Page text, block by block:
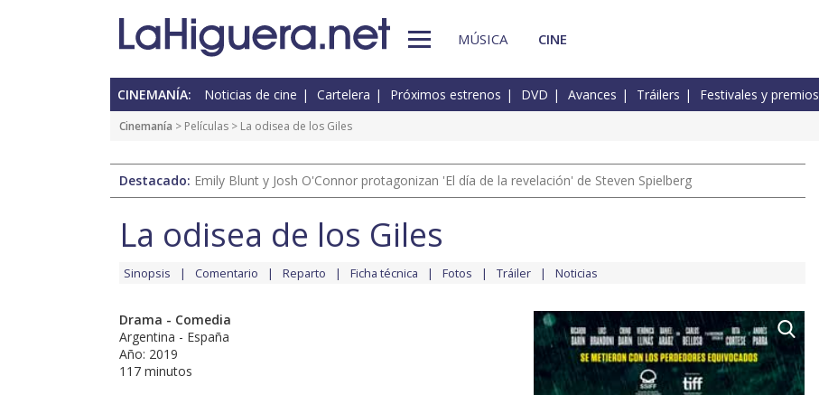
MÚSICA CINE
CINEMANÍA: Noticias de cine Cartelera Próximos estrenos DVD Avances Tráilers Festivales y premios
Cinemanía > Películas > La odisea de los Giles
Destacado: Emily Blunt y Josh O'Connor protagonizan 'El día de la revelación' de Steven Spielberg
La odisea de los Giles
Sinopsis Comentario Reparto Ficha técnica Fotos Tráiler Noticias
Drama - Comedia
Argentina - España
Año: 2019
117 minutos